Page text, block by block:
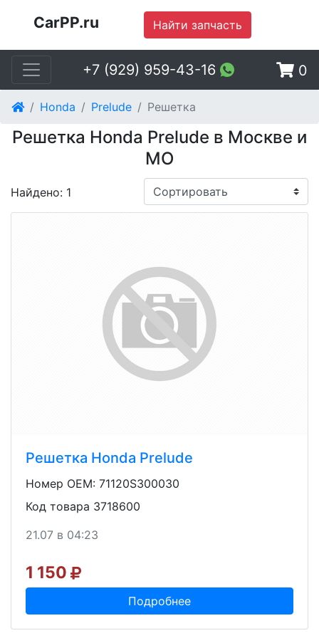
CarPP.ru Найти запчасть
+7 (929) 959-43-16 0
Honda Prelude Решетка
Решетка Honda Prelude в Москве и
МО
Найдено: 1
Решетка Honda Prelude
Номер OEM: 71120S300030
Код товара 3718600
21.07 в 04:23
1 150
Подробнее